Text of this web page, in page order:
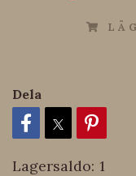
Dela
Lagersaldo: 1